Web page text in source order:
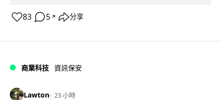
83 5 ↗ 分享
商業科技 資訊保安
Lawton 23 小時